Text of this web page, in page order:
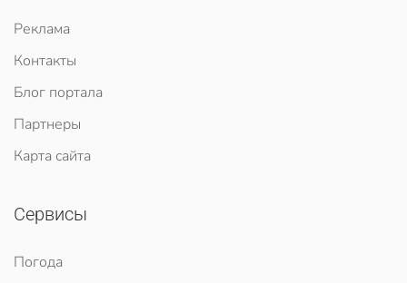
Реклама
Контакты
Блог портала
Партнеры
Карта сайта
Сервисы
Погода